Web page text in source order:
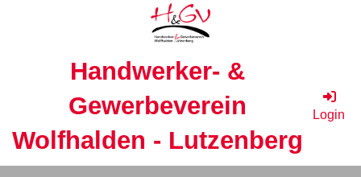
Handwerker- &
Gewerbeverein
Wolfhalden - Lutzenberg
Login